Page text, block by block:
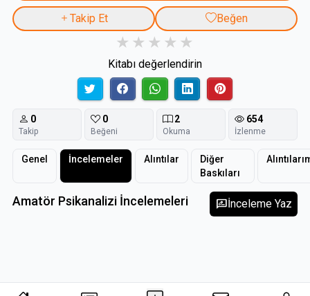
Takip Et Beğen
Kitabı değerlendirin
0
Takip
0
Beğeni
2
Okuma
654
İzlenme
Genel İncelemeler Alıntılar
Diğer
Baskıları
Amatör Psikanalizi İncelemeleri rate_reviewİnceleme Yaz